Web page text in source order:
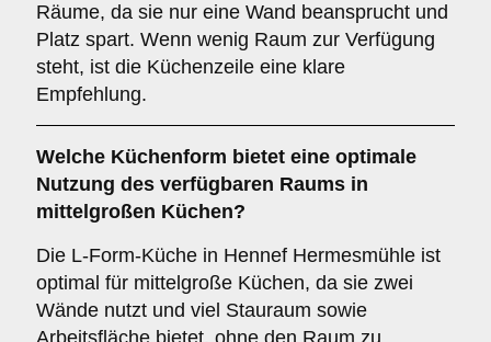
Räume, da sie nur eine Wand beansprucht und
Platz spart. Wenn wenig Raum zur Verfügung
steht, ist die Küchenzeile eine klare
Empfehlung.
Welche Küchenform bietet eine optimale
Nutzung des verfügbaren Raums in
mittelgroßen Küchen?
Die L-Form-Küche in Hennef Hermesmühle ist
optimal für mittelgroße Küchen, da sie zwei
Wände nutzt und viel Stauraum sowie
Arbeitsfläche bietet, ohne den Raum zu